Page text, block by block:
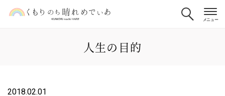
人生の目的
2018.02.01